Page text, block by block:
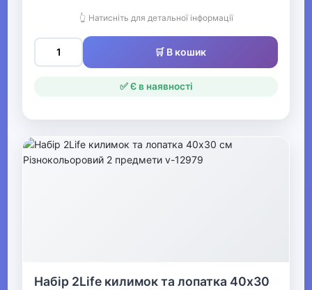
👆 Натисніть для детальної інформації
🛒 В кошик
✅ Є в наявності
Набір 2Life килимок та лопатка 40х30